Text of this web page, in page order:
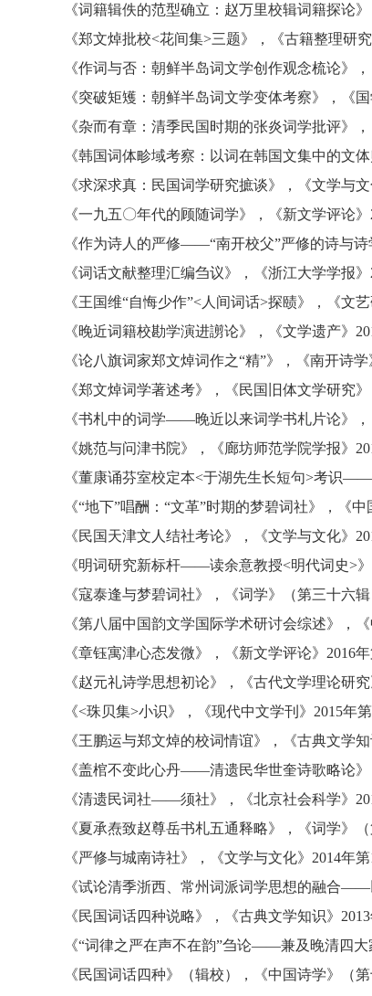
《词籍辑佚的范型确立：赵万里校辑词籍探论》
《郑文焯批校<花间集>三题》 ， 《古籍整理研
《作词与否：朝鲜半岛词文学创作观念梳论》
，
《突破矩矱：朝鲜半岛词文学变体考察》
， 《
《杂而有章：清季民国时期的张炎词学批评》
，
《韩国词体畛域考察：以词在韩国文集中的文体
《求深求真：民国词学研究摭谈》
， 《文学与文
《一九五〇年代的顾随词学》
， 《新文学评论》
《作为诗人的严修——“南开校父”严修的诗与诗
《词话文献整理汇编刍议》
， 《浙江大学学报》
《王国维“自悔少作”<人间词话>探赜》 ， 《文
《晚近词籍校勘学演进謭论》
， 《文学遗产》
《论八旗词家郑文焯词作之“精”》 ， 《南开诗
《郑文焯词学著述考》
， 《民国旧体文学研究》
《书札中的词学——晚近以来词学书札片论》 ，
《姚范与问津书院》
， 《廊坊师范学院学报》
《董康诵芬室校定本<于湖先生长短句>考识——
《“地下”唱酬 ： “文革”时期的梦碧词社》 ， 《
《民国天津文人结社考论》
， 《文学与文化》
《明词研究新标杆——读余意教授<明代词史>》
《寇泰逢与梦碧词社》
， 《词学》（第三十六辑
《第八届中国韵文学国际学术研讨会综述》
，
《章钰寓津心态发微》
， 《新文学评论》 2016
《赵元礼诗学思想初论》
， 《古代文学理论研
《<珠贝集>小识》 ， 《现代中文学刊》 2015年
《王鹏运与郑文焯的校词情谊》
， 《古典文学知
《盖棺不变此心丹——清遗民华世奎诗歌略论》
《清遗民词社——须社》 ， 《北京社会科学》
《夏承焘致赵尊岳书札五通释略》
， 《词学》
《严修与城南诗社》
， 《文学与文化》 2014年
《试论清季浙西、常州词派词学思想的融合——
《民国词话四种说略》
， 《古典文学知识》
《“词律之严在声不在韵”刍论——兼及晚清四大
《民国词话四种》（辑校）
， 《中国诗学》（第